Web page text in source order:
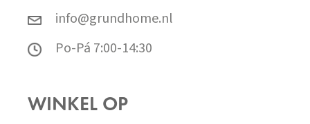
info@grundhome.nl
Po-Pá 7:00-14:30
WINKEL OP